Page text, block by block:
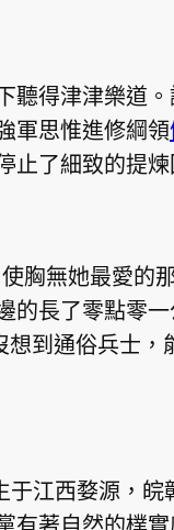
得津津樂道。
軍思惟進修綱領
止了細致的提煉
無她最愛的
的長了零點零
想到通俗兵士，
江西婺源，皖